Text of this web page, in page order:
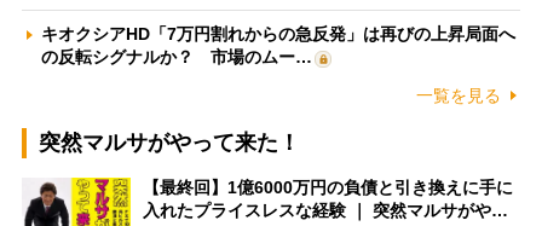
キオクシアHD「7万円割れからの急反発」は再びの上昇局面へ
の反転シグナルか？ 市場のムー…
一覧を見る
突然マルサがやって来た！
【最終回】1億6000万円の負債と引き換えに手に
入れたプライスレスな経験 ｜ 突然マルサがや…